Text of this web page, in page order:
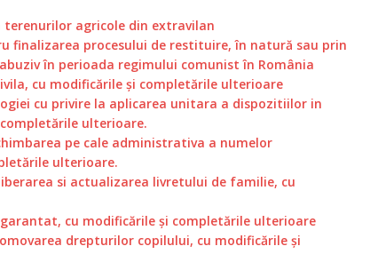
terenurilor agricole din extravilan
finalizarea procesului de restituire, în natură sau prin
în perioada regimului comunist în România
cu modificările și completările ulterioare
cu privire la aplicarea unitara a dispozitiilor in
ulterioare.
pe cale administrativa a numelor
ulterioare.
si actualizarea livretului de familie, cu
cu modificările și completările ulterioare
drepturilor copilului, cu modificările și